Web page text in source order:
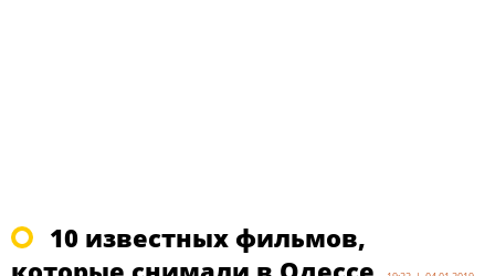
10 известных фильмов,